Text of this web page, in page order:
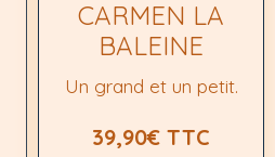
CARMEN LA
BALEINE
Un grand et un petit.
39,90€ TTC